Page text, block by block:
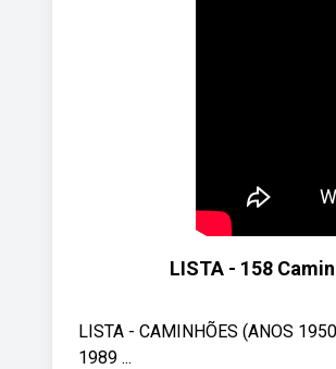
LISTA - 158
LISTA - CAMINHÕES (ANOS
1989 ...